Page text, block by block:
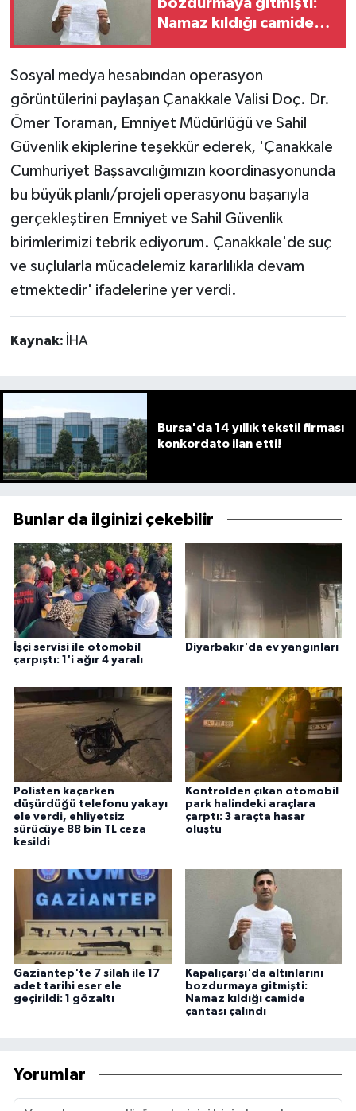
Namaz kıldığı camide
Sosyal medya hesabından operasyon
görüntülerini paylaşan Çanakkale Valisi Doç. Dr.
Ömer Toraman, Emniyet Müdürlüğü ve Sahil
Güvenlik ekiplerine teşekkür ederek, 'Çanakkale
Cumhuriyet Başsavcılığımızın koordinasyonunda
bu büyük planlı/projeli operasyonu başarıyla
gerçekleştiren Emniyet ve Sahil Güvenlik
birimlerimizi tebrik ediyorum. Çanakkale'de suç
ve suçlularla mücadelemiz kararlılıkla devam
etmektedir' ifadelerine yer verdi.
Kaynak: İHA
Bursa'da 14 yıllık tekstil firması
konkordato ilan etti!
Bunlar da ilginizi çekebilir
İşçi servisi ile otomobil
çarpıştı: 1'i ağır 4 yaralı
Diyarbakır'da ev yangınları
Polisten kaçarken
düşürdüğü telefonu yakayı
ele verdi, ehliyetsiz
sürücüye 88 bin TL ceza
kesildi
Kontrolden çıkan otomobil
park halindeki araçlara
çarptı: 3 araçta hasar
oluştu
Gaziantep'te 7 silah ile 17
adet tarihi eser ele
geçirildi: 1 gözaltı
Kapalıçarşı'da altınlarını
bozdurmaya gitmişti:
Namaz kıldığı camide
çantası çalındı
Yorumlar